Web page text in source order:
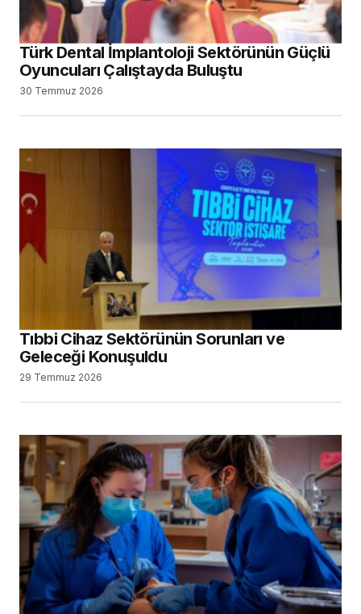
Türk Dental İmplantoloji Sektörünün Güçlü
Oyuncuları Çalıştayda Buluştu
30 Temmuz 2026
Tıbbi Cihaz Sektörünün Sorunları ve
Geleceği Konuşuldu
29 Temmuz 2026